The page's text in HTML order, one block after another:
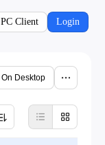
PC Client Login
Desktop